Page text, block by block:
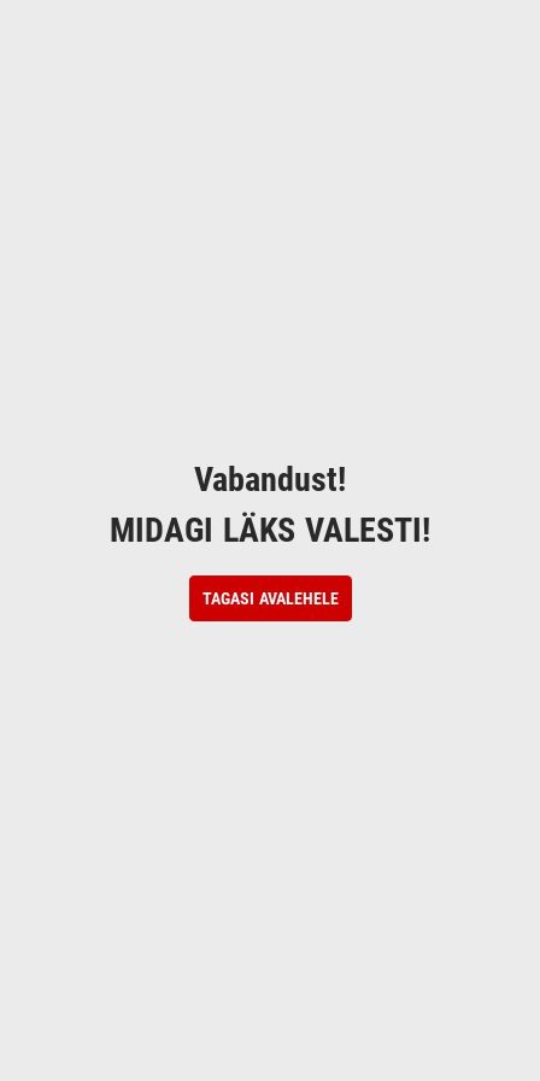
Vabandust!
MIDAGI LÄKS VALESTI!
TAGASI AVALEHELE